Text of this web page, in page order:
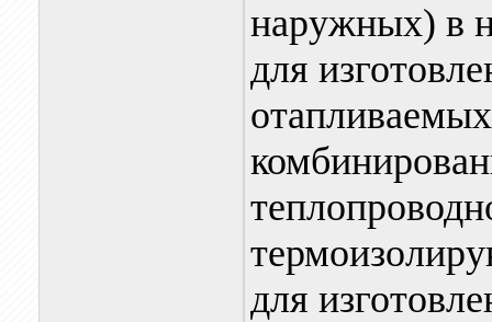
наружных) в
для
для